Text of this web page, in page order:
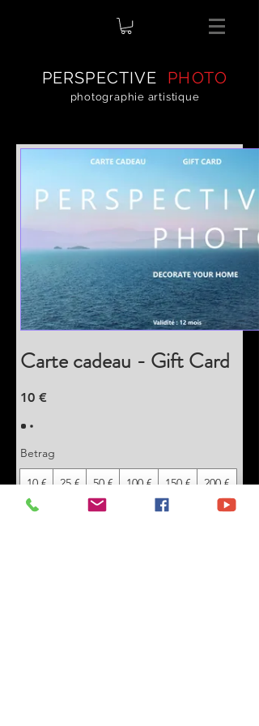
PERSPECTIVE PHOTO
photographie artistique
Carte cadeau - Gift Card
10 €
Betrag
10 € 25 € 50 € 100 € 150 €
200 €
Anderer Betrag